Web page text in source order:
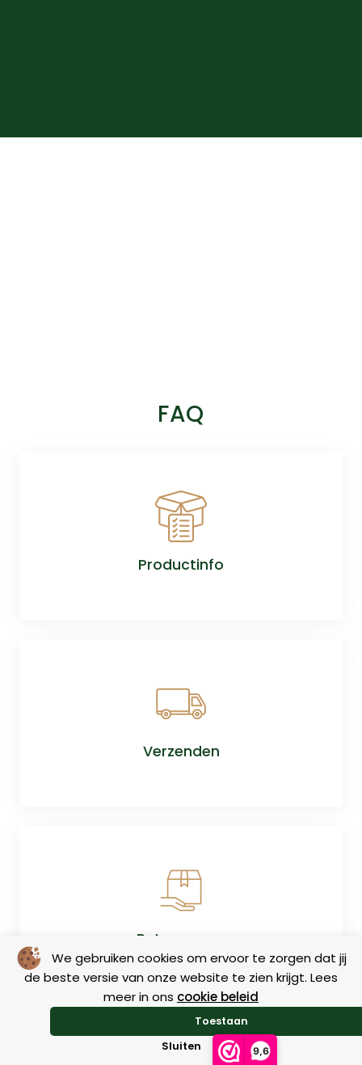
9,6
We gebruiken cookies om ervoor te zorgen dat jij
de beste versie van onze website te zien krijgt. Lees
meer in ons cookie beleid
Toestaan
Sluiten
FAQ
Productinfo
Verzenden
Retourneren